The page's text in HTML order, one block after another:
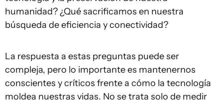
humanidad? ¿Qué sacrificamos en nuestra
búsqueda de eficiencia y conectividad?
La respuesta a estas preguntas puede ser
compleja, pero lo importante es mantenernos
conscientes y críticos frente a cómo la tecnología
moldea nuestras vidas. No se trata solo de medir